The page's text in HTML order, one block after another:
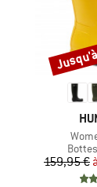
159,95 €
Remise